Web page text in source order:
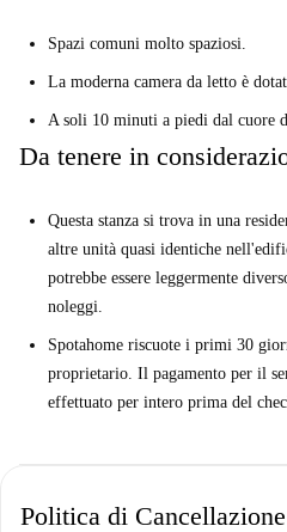
Spazi comuni molto spaziosi.
La moderna camera da letto è
A soli 10 minuti a piedi dal cuore
Da tenere in
Questa stanza si trova in una
altre unità quasi identiche
potrebbe essere leggermente
noleggi.
Spotahome riscuote i primi 30
proprietario. Il pagamento per il
effettuato per intero prima del
Politica di Cancellazione